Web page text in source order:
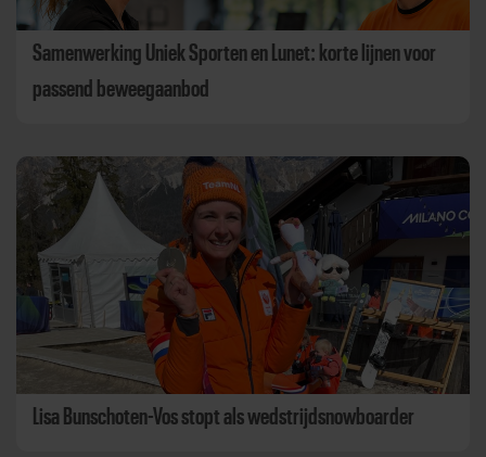
Samenwerking Uniek Sporten en Lunet: korte lijnen voor
passend beweegaanbod
Lisa Bunschoten-Vos stopt als wedstrijdsnowboarder